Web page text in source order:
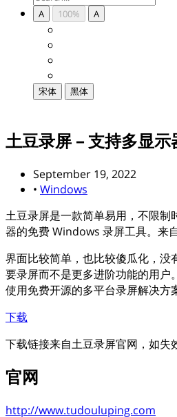
A 100% A
宋体 黑体
土豆录屏 – 支持多显示
September 19, 2022
• Windows
土豆录屏是一款简单易用，不限制
器的免费 Windows 录屏工具。来
界面比较简单，也比较傻瓜化，没
要录屏而不是更多进阶功能的用户
使用免费开源的多平台录屏解决方
下载
下载链接来自土豆录屏官网，如失
官网
http://www.tudouluping.com